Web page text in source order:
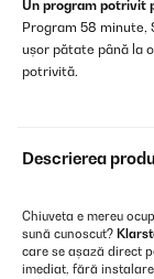
Un program potrivit
Program 58 minute,
ușor pătate până la
potrivită.
Descrierea
Chiuveta e mereu
sună cunoscut?
care se așază direct
imediat, fără